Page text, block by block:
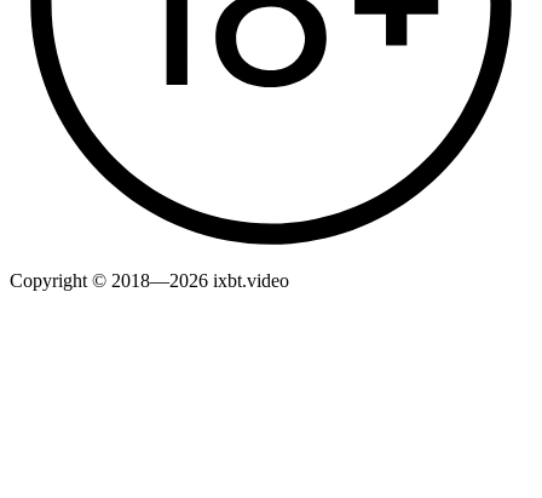
Copyright © 2018—2026 ixbt.video